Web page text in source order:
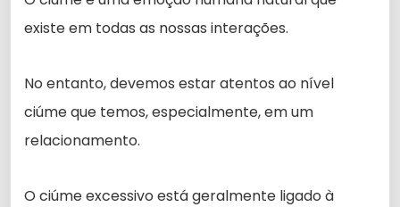
existe em todas as nossas interações.
No entanto, devemos estar atentos ao nível
ciúme que temos, especialmente, em um
relacionamento.
O ciúme excessivo está geralmente ligado à